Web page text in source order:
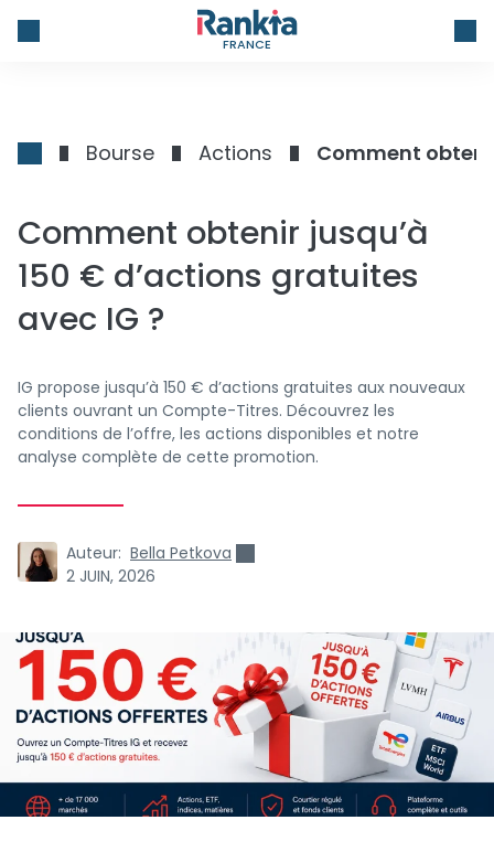
FRANCE
Bourse Actions Comment
Comment obtenir jusqu’à
150 € d’actions gratuites
avec IG ?
IG propose jusqu’à 150 € d’actions gratuites aux nouveaux
clients ouvrant un Compte-Titres. Découvrez les
conditions de l’offre, les actions disponibles et notre
analyse complète de cette promotion.
Auteur: Bella Petkova
2 JUIN, 2026